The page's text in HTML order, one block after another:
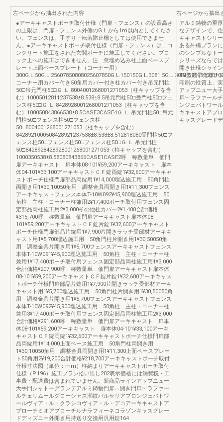
左ページから抽出された内容
●アーキキャストポーチ取付仕様（門扉・フェンス）の設置高さ
の上限は、門扉・フェンス外側のG.L.から1m以内としてくださ
い。フェンスは、手すり・転落防止柵としては使用できませ
ん。●アーキキャストポーチ取付仕様（門扉・フェンス）は、コ
ンクリート施工をされた玄関ポーチに施工してください。ブロ
ック上への施工はできません。注 意埋め込み柱上面ベースプ
レート上面ベースプレート（コーナー用）
コーナー用カバー付き50角用カバー付き柱カバー付き吊元門柱
50□吊元門柱50□Ｇ.Ｌ.8004001268001271053（柱キャップを含
む）10005012811237538±8.538±8.5吊元門柱50□受門柱50□フェ
ンス柱50□Ｇ.Ｌ.8428928001268001271053（柱キャップを含
む）100050843866538±8.5CASE3CASE4Ｇ.Ｌ.吊元門柱50□吊元
門柱50□フェンス柱50□フェンス柱
50□8004001268001271053（柱キャップを含む）
8428921000508428921237538±8.538±8.512818080受門柱50□フ
ェンス柱50□フェンス柱50□フェンス柱50□Ｇ.Ｌ.吊元門柱
50□8428928428928001268001271053（柱キャップを含む）
1000350538±8.58080843866CASE1CASE2呼 称数量単 価門
扉アーキキャスト 扉本体08-101¥59,200アーキキャスト 扉本
体04-101¥33,100アーキキャストＣＦ錠両錠1¥32,600アーキキャ
ストポーチ仕様門扉部品両錠用1¥14,000埋込施工用 50角門柱
両開き用1¥30,10050角用 調整金具両開き用1¥11,300フェンス
アーキキャストフェンス本体T-10W092¥45,900埋込施工用 50
角柱 主柱・コーナー柱兼用2¥17,400ポーチ取付用フェンス固
定部品両柱施工用2¥3,000その他柱カバー2¥1,400合計価格
¥315,700呼 称数量単 価門扉アーキキャスト扉本体08-
101¥59,200アーキキャストＣＦ錠片錠1¥32,600アーキキャスト
ポーチ仕様門扉部品片錠用1¥7,900片開きラッチ受部材アーキキ
ャスト用1¥5,700埋込施工用 50角門柱片開き用1¥30,50050角
用 調整金具片開き用1¥5,700フェンスアーキキャストフェンス
本体T-10W091¥45,900埋込施工用 50角柱 主柱・コーナー柱
兼用1¥17,400ポーチ取付用フェンス固定部品両柱施工用1¥3,000
合計価格¥207,900呼 称数量単 価門扉アーキキャスト扉本体
08-101¥59,200アーキキャストＣＦ錠片錠1¥32,600アーキキャス
トポーチ仕様門扉部品片錠用1¥7,900片開きラッチ受部材アーキ
キャスト用1¥5,700埋込施工用 50角門柱片開き用1¥30,50050角
用 調整金具片開き用1¥5,700フェンスアーキキャストフェンス
本体T-10W092¥45,900埋込施工用 50角柱 主柱・コーナー柱
兼用3¥17,400ポーチ取付用フェンス固定部品両柱施工用2¥3,000
合計価格¥291,600呼 称数量単 価門扉アーキキャスト 扉本
体08-101¥59,200アーキキャスト 扉本体04-101¥33,100アーキ
キャストＣＦ錠両錠1¥32,600アーキキャストポーチ仕様門扉部
品両錠用1¥14,000上面ベース施工用 50角門柱両開き用
1¥30,10050角用 調整金具両開き用1¥11,300上面ベースプレー
ト50角用2¥19,200合計価格¥218,700アーキキャストポーチ取付
仕様寸法図（単位：mm）柱納まりアーキキャストポーチ取付
仕様（P.196）施工プラン拾い出し202表示価格には消費税・工
事費・配送費は含まれていません。新商品ラインアップニュー
大手門シャトーグランデアルミ鋳物門扉︵開き門扉︶ラファー
ルチェリムールグローシャス潮紋バルセリアブロンジェバトワ
ールヴィア・ル・クラシコヴィア・ル・デコアーキキャストア
プローチミオアプローチルナラフィーネコラゾンキャスグレー
ドディズニー外開き用持送り交換用汎用錠164
右ページから抽出
アルミ鋳物の重
なデザインで、
キキャストシリ
ある外構プラン
のシンプルなト
シリーズならで
開き仕様シャイ
BY型親子仕様ナ
印刷の性質上、
アップニュー大
扉︶ラファール
ンジェバトワー
キキャストアプ
キャスグレード